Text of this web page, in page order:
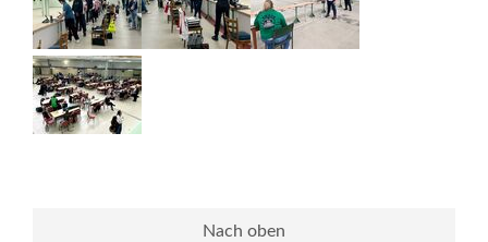
Nach oben